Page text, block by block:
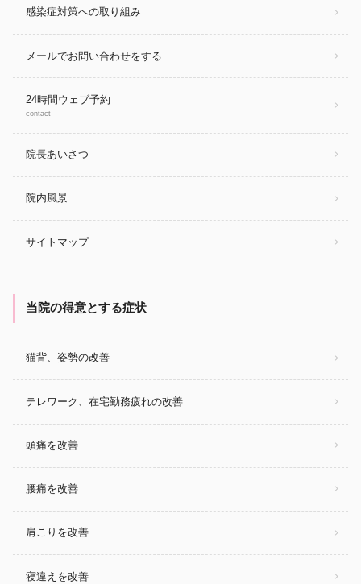
感染症対策への取り組み
メールでお問い合わせをする
24時間ウェブ予約
contact
院長あいさつ
院内風景
サイトマップ
当院の得意とする症状
猫背、姿勢の改善
テレワーク、在宅勤務疲れの改善
頭痛を改善
腰痛を改善
肩こりを改善
寝違えを改善